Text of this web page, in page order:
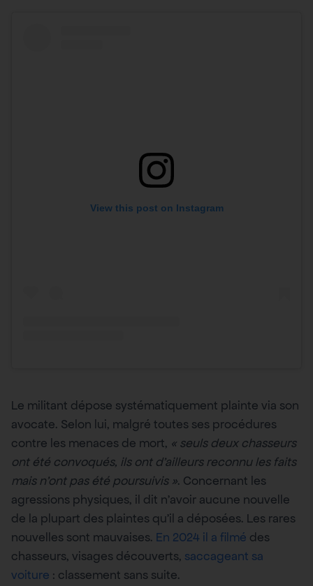
View this post on Instagram
Le militant dépose systématiquement plainte via son
avocate. Selon lui, malgré toutes ses procédures
contre les menaces de mort, « seuls deux chasseurs
ont été convoqués, ils ont d’ailleurs reconnu les faits
mais n’ont pas été poursuivis ». Concernant les
agressions physiques, il dit n’avoir aucune nouvelle
de la plupart des plaintes qu’il a déposées. Les rares
nouvelles sont mauvaises. En 2024 il a filmé des
chasseurs, visages découverts, saccageant sa
voiture : classement sans suite.